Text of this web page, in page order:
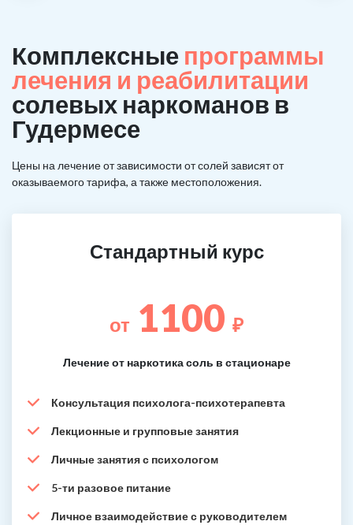
Комплексные программы
лечения и реабилитации
солевых наркоманов в
Гудермесе
Цены на лечение от зависимости от солей зависят от
оказываемого тарифа, а также местоположения.
Стандартный курс
от 1100 ₽
Лечение от наркотика соль в стационаре
Консультация психолога-психотерапевта
Лекционные и групповые занятия
Личные занятия с психологом
5-ти разовое питание
Личное взаимодействие с руководителем